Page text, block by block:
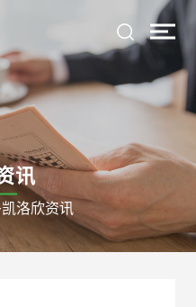
讯
洛欣资讯